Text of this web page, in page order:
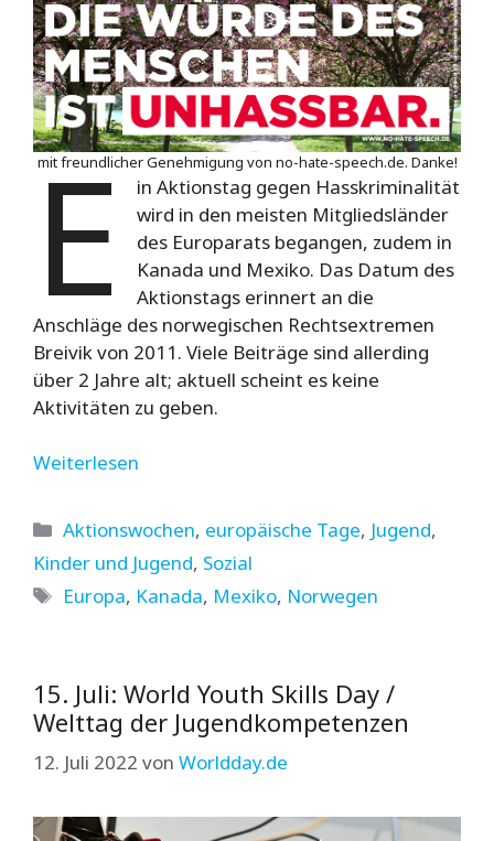
mit freundlicher Genehmigung von no-hate-speech.de. Danke!
E
in Aktionstag gegen Hasskriminalität
wird in den meisten Mitgliedsländer
des Europarats begangen, zudem in
Kanada und Mexiko. Das Datum des
Aktionstags erinnert an die
Anschläge des norwegischen Rechtsextremen
Breivik von 2011. Viele Beiträge sind allerding
über 2 Jahre alt; aktuell scheint es keine
Aktivitäten zu geben.
Weiterlesen
Kategorien
Aktionswochen, europäische Tage, Jugend,
Kinder und Jugend, Sozial
Schlagwörter
Europa, Kanada, Mexiko, Norwegen
15. Juli: World Youth Skills Day /
Welttag der Jugendkompetenzen
12. Juli 2022 von Worldday.de